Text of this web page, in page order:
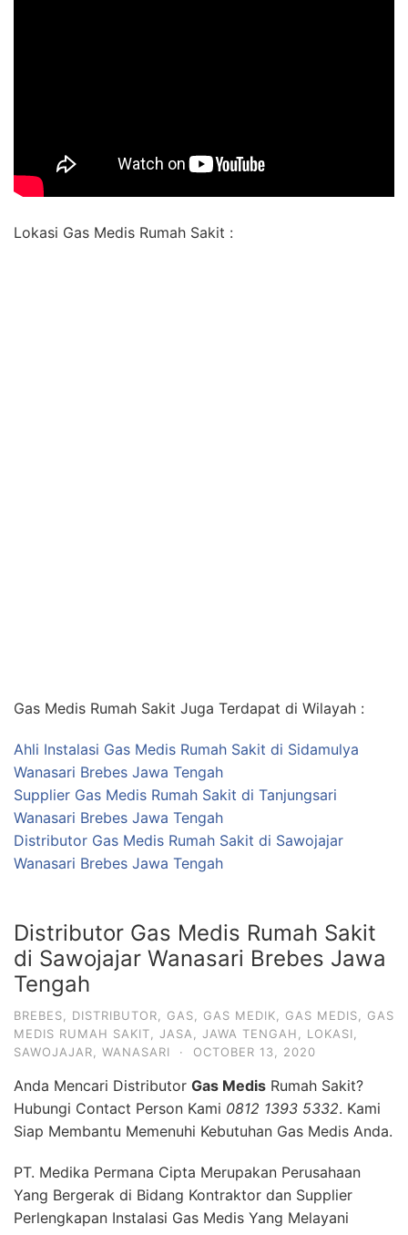
Lokasi Gas Medis Rumah Sakit :
Gas Medis Rumah Sakit Juga Terdapat di Wilayah :
Ahli Instalasi Gas Medis Rumah Sakit di Sidamulya
Wanasari Brebes Jawa Tengah
Supplier Gas Medis Rumah Sakit di Tanjungsari
Wanasari Brebes Jawa Tengah
Distributor Gas Medis Rumah Sakit di Sawojajar
Wanasari Brebes Jawa Tengah
Distributor Gas Medis Rumah Sakit
di Sawojajar Wanasari Brebes Jawa
Tengah
BREBES DISTRIBUTOR GAS GAS MEDIK GAS MEDIS
GAS
MEDIS RUMAH SAKIT
JASA JAWA TENGAH LOKASI
SAWOJAJAR
WANASARI · OCTOBER 13, 2020
Anda Mencari Distributor Gas Medis Rumah Sakit?
Hubungi Contact Person Kami 0812 1393 5332. Kami
Siap Membantu Memenuhi Kebutuhan Gas Medis Anda.
PT. Medika Permana Cipta Merupakan Perusahaan
Yang Bergerak di Bidang Kontraktor dan Supplier
Perlengkapan Instalasi Gas Medis Yang Melayani